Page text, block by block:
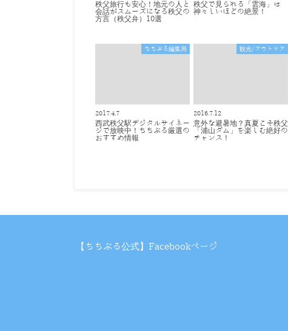
秩父旅行も安心！地元の人と
会話がスムーズになる秩父の
方言（秩父弁）10選
秩父で見られる「雲海」は
神々しいほどの絶景！
ちちぶる編集局
2017.4.7
西武秩父駅デジタルサイネー
ジで放映中！ちちぶる厳選の
おすすめ情報
観光/アウトドア
2016.7.12
意外な避暑地？真夏こそ秩父
「浦山ダム」を楽しむ絶好の
チャンス！
【ちちぶる公式】Facebookページ